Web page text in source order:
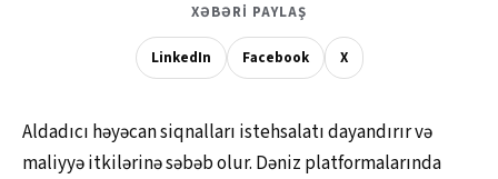
XƏBƏRI PAYLAŞ
LinkedIn Facebook X
Aldadıcı həyəcan siqnalları istehsalatı dayandırır və
maliyyə itkilərinə səbəb olur. Dəniz platformalarında